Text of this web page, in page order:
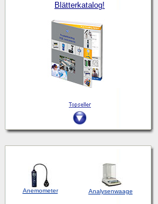
Blätterkatalog!
Anemometer Analysenwaage